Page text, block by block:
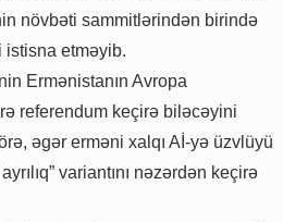
növbəti sammitlərindən birində
etməyib.
Ermənistanın Avropa
referendum keçirə biləcəyini
əgər erməni xalqı Aİ-yə üzvlüyü
variantını nəzərdən keçirə